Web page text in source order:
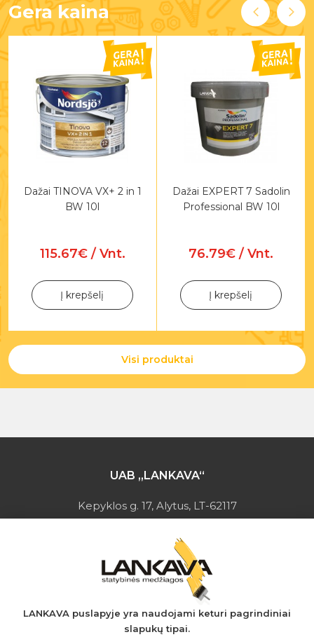
Gera kaina
Visi produktai
Dažai TINOVA VX+ 2 in 1
BW 10l
115.67€ / Vnt.
Į krepšelį
Dažai EXPERT 7 Sadolin
Professional BW 10l
76.79€ / Vnt.
Į krepšelį
UAB „LANKAVA“
Kepyklos g. 17, Alytus, LT-62117
Įmonės kodas: 149728275
PVM mokėtojo kodas: LT497282716
A.s.: LT037044060001923651
AB SEB bankas
+370 610 42 222
LANKAVA puslapyje yra naudojami keturi pagrindiniai
slapukų tipai.